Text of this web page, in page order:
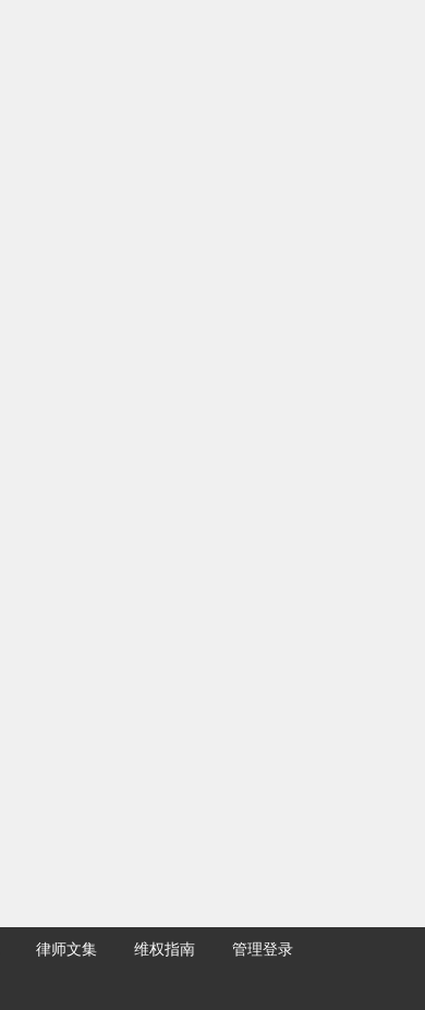
律师文集 维权指南 管理登录